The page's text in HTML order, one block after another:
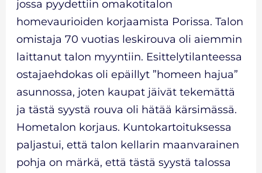
jossa pyydettiin omakotitalon
homevaurioiden korjaamista Porissa. Talon
omistaja 70 vuotias leskirouva oli aiemmin
laittanut talon myyntiin. Esittelytilanteessa
ostajaehdokas oli epäillyt ”homeen hajua”
asunnossa, joten kaupat jäivät tekemättä
ja tästä syystä rouva oli hätää kärsimässä.
Hometalon korjaus. Kuntokartoituksessa
paljastui, että talon kellarin maanvarainen
pohja on märkä, että tästä syystä talossa